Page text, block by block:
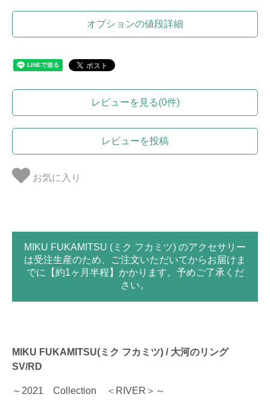
オプションの値段詳細
レビューを見る(0件)
レビューを投稿
お気に入り
MIKU FUKAMITSU (ミク フカミツ) のアクセサリー
は受注生産のため、ご注文いただいてからお届けま
でに【約1ヶ月半程】かかります。予めご了承くだ
さい。
MIKU FUKAMITSU(ミク フカミツ) / 大河のリング
SV/RD
～2021 Collection ＜RIVER＞～